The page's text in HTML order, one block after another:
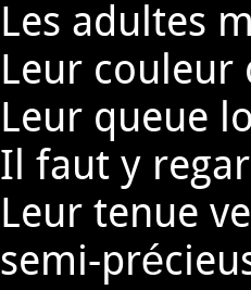
Les adultes
Leur couleur
Leur queue
Il faut y
Leur tenue
semi-